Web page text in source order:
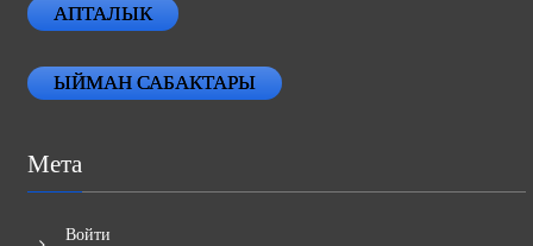
АПТАЛЫК
ЫЙМАН САБАКТАРЫ
Мета
Войти